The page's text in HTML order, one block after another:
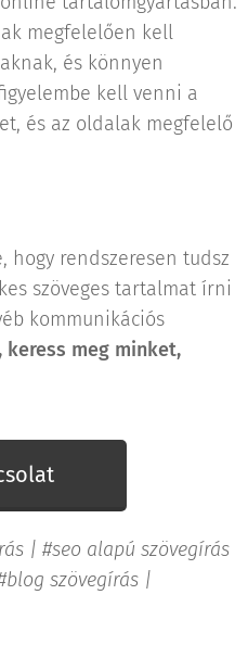
megfelelően kell
és könnyen
kell venni a
és az oldalak megfelelő
hogy rendszeresen tudsz
szöveges tartalmat írni
kommunikációs
keress meg minket,
| #seo alapú szövegírás
szövegírás |